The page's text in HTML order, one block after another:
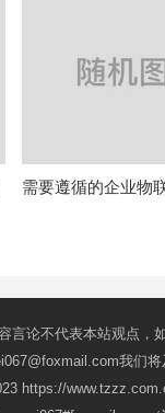
需要遵循的企业物
言论不代表本站观点
我们将
https://